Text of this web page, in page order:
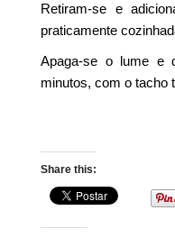
Retiram-se e
praticamente
Apaga-se o lume e
minutos, com o tacho
Share this: